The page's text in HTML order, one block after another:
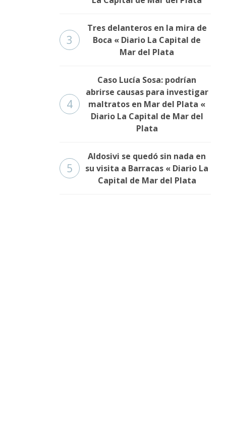
3
Tres delanteros en la mira de
Boca « Diario La Capital de
Mar del Plata
4
Caso Lucía Sosa: podrían
abrirse causas para investigar
maltratos en Mar del Plata «
Diario La Capital de Mar del
Plata
5
Aldosivi se quedó sin nada en
su visita a Barracas « Diario La
Capital de Mar del Plata